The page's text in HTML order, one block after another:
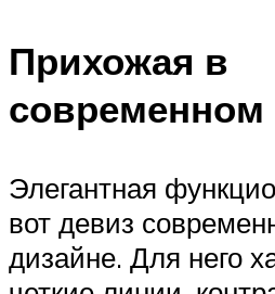
Прихожая в
современном
Элегантная
вот девиз
дизайне. Для него